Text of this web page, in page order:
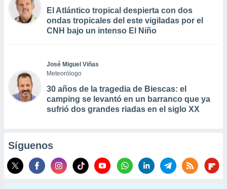
El Atlántico tropical despierta con dos
ondas tropicales del este vigiladas por el
CNH bajo un intenso El Niño
José Miguel Viñas
Meteorólogo
30 años de la tragedia de Biescas: el
camping se levantó en un barranco que ya
sufrió dos grandes riadas en el siglo XX
Síguenos